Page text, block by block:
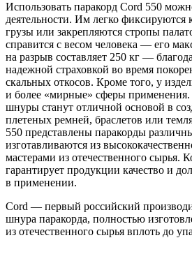
Использовать паракорд Cord 550
деятельности. Им легко фиксируются
грузы или закрепляются стропы
справится с весом человека — его
на разрыв составляет 250 кг —
надежной страховкой во время
скальных откосов. Кроме того, у
и более «мирные» сферы применения.
шнуры станут отличной основой в
плетеных ремней, браслетов или
550 представлены паракорды
изготавливаются из
мастерами из отечественного сырья.
гарантирует продукции качество и
в применении.
Cord — первый российский
шнура паракорда, полностью
из отечественного сырья вплоть до